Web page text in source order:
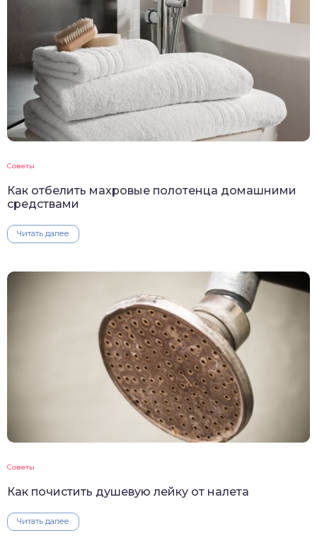
Советы
Как отбелить махровые полотенца домашними
средствами
Читать далее
Советы
Как почистить душевую лейку от налета
Читать далее